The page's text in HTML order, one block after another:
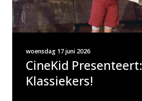
CineKid Presenteert:
Klassiekers!
woensdag 17 juni 2026